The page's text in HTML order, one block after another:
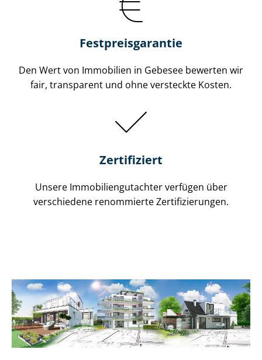
Festpreis​garantie
Den Wert von Immobilien in Gebesee bewerten wir
fair, transparent und ohne versteckte Kosten.
Zertifiziert
Unsere Immobilien­gutachter verfügen über
verschiedene renommierte Zer­ti­fi­zie­run­gen.